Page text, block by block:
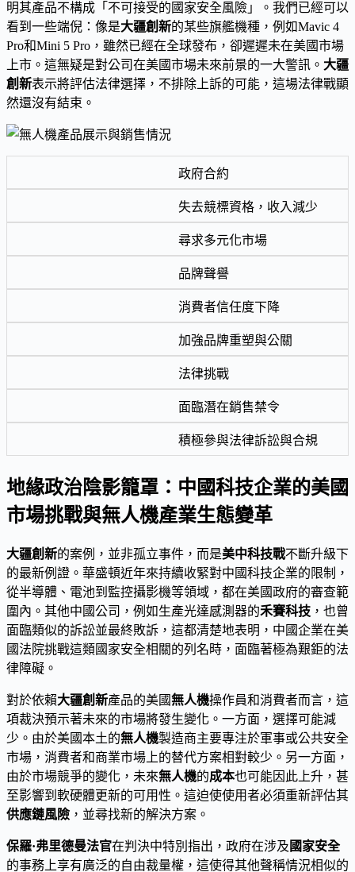
明其產品不構成「不可接受的國家安全風險」。我們已經可以
看到一些端倪：像是大疆創新的某些旗艦機種，例如Mavic 4
Pro和Mini 5 Pro，雖然已經在全球發布，卻遲遲未在美國市場
上市。這無疑是對公司在美國市場未來前景的一大警訊。 大疆
創新表示將評估法律選擇，不排除上訴的可能，這場法律戰顯
然還沒有結束。
政府合約
失去競標資格，收入減少
尋求多元化市場
品牌聲譽
消費者信任度下降
加強品牌重塑與公關
法律挑戰
面臨潛在銷售禁令
積極參與法律訴訟與合規
地緣政治陰影籠罩：中國科技企業的美國
市場挑戰與無人機產業生態變革
大疆創新的案例，並非孤立事件，而是美中科技戰不斷升級下
的最新例證。華盛頓近年來持續收緊對中國科技企業的限制，
從半導體、電池到監控攝影機等領域，都在美國政府的審查範
圍內。其他中國公司，例如生產光達感測器的禾賽科技 ，也曾
面臨類似的訴訟並最終敗訴，這都清楚地表明，中國企業在美
國法院挑戰這類國家安全相關的列名時，面臨著極為艱鉅的法
律障礙。
對於依賴大疆創新產品的美國無人機操作員和消費者而言，這
項裁決預示著未來的市場將發生變化。一方面，選擇可能減
少。由於美國本土的無人機製造商主要專注於軍事或公共安全
市場，消費者和商業市場上的替代方案相對較少。另一方面，
由於市場競爭的變化，未來無人機的成本也可能因此上升，甚
至影響到軟硬體更新的可用性。這迫使使用者必須重新評估其
供應鏈風險 ，並尋找新的解決方案。
保羅·弗里德曼法官在判決中特別指出，政府在涉及 國家安全
的事務上享有廣泛的自由裁量權，這使得其他聲稱情況相似的